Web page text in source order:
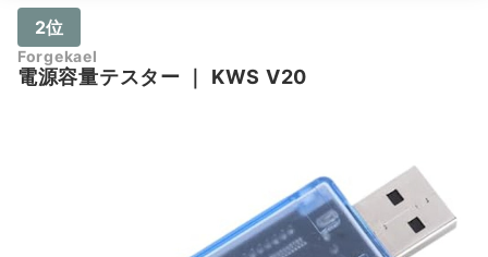
2位
Forgekael
電源容量テスター KWS V20